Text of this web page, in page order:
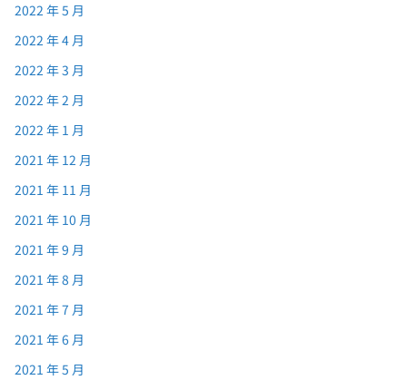
2022 年 5 月
2022 年 4 月
2022 年 3 月
2022 年 2 月
2022 年 1 月
2021 年 12 月
2021 年 11 月
2021 年 10 月
2021 年 9 月
2021 年 8 月
2021 年 7 月
2021 年 6 月
2021 年 5 月